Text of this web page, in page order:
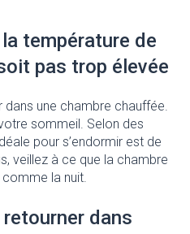
température de
pas trop élevée
une chambre chauffée.
sommeil. Selon des
pour s’endormir est de
veillez à ce que la chambre
la nuit.
dans